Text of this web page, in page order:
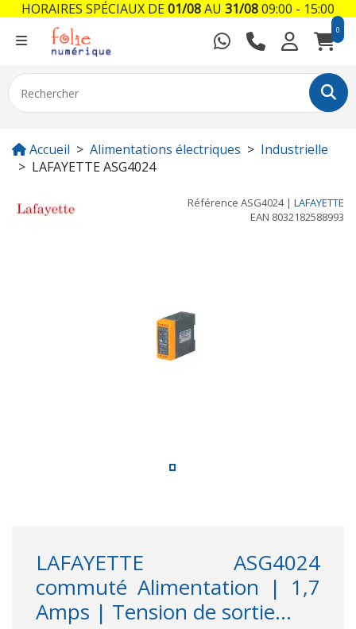
0
Accueil Alimentations électriques
Industrielle
LAFAYETTE ASG4024
Référence ASG4024| LAFAYETTE
EAN 8032182588993
LAFAYETTE ASG4024
commuté Alimentation | 1,7
Amps | Tension de sortie...
HORAIRES SPÉCIAUX DE01/08AU 31/0809:00 - 15:00